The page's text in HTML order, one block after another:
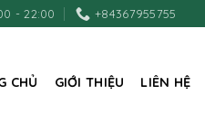
- 22:00 +84367955755
CHỦ GIỚI THIỆU LIÊN HỆ